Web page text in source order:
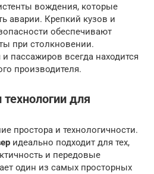
вождения, которые
аварии. Крепкий кузов и
обеспечивают
при столкновении.
пассажиров всегда находится
производителя.
для
простора и технологичности.
идеально подходит для тех,
и передовые
один из самых просторных